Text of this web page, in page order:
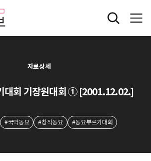
자료상세
대회 기장원대회 ① [2001.12.02.]
#국악동요 #창작동요 #동요부르기대회